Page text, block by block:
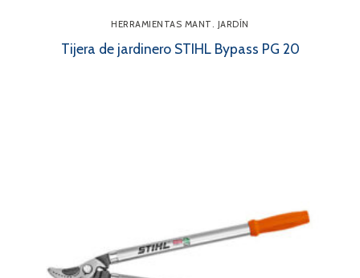
HERRAMIENTAS MANT. JARDÍN
Tijera de jardinero STIHL Bypass PG 20